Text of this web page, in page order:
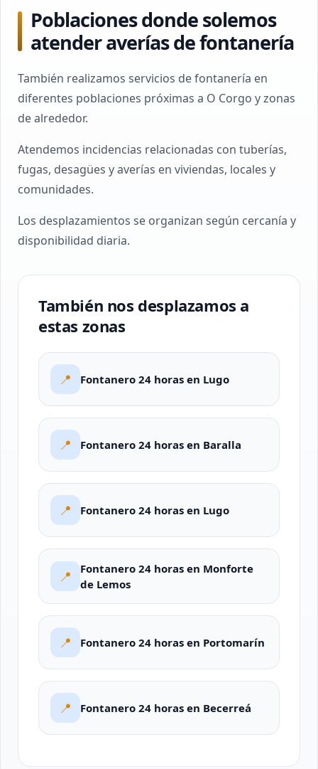
Poblaciones donde solemos
atender averías de fontanería
También realizamos servicios de fontanería en
diferentes poblaciones próximas a O Corgo y zonas
de alrededor.
Atendemos incidencias relacionadas con tuberías,
fugas, desagües y averías en viviendas, locales y
comunidades.
Los desplazamientos se organizan según cercanía y
disponibilidad diaria.
También nos desplazamos a
estas zonas
📍 Fontanero 24 horas en Lugo
📍 Fontanero 24 horas en Baralla
📍 Fontanero 24 horas en Lugo
📍
Fontanero 24 horas en Monforte
de Lemos
📍 Fontanero 24 horas en Portomarín
📍 Fontanero 24 horas en Becerreá